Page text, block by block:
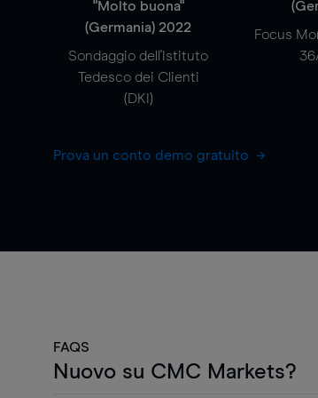
"Molto buona"
(Germania) 2022
Sondaggio dell'Istituto
Tedesco dei Clienti
(DKI)
Focus
Prova un conto demo gratuito
FAQS
Nuovo su CMC Markets?